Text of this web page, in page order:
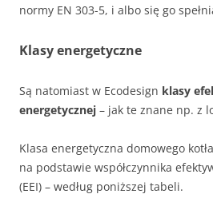
normy EN 303-5, i albo się go
Klasy energetyczne
Są natomiast w Ecodesign klasy
energetycznej – jak te znane np. z
Klasa energetyczna domowego
na podstawie współczynnika
(EEI) – według poniższej tabeli.